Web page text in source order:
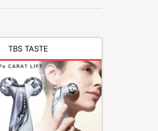
TBS TASTE